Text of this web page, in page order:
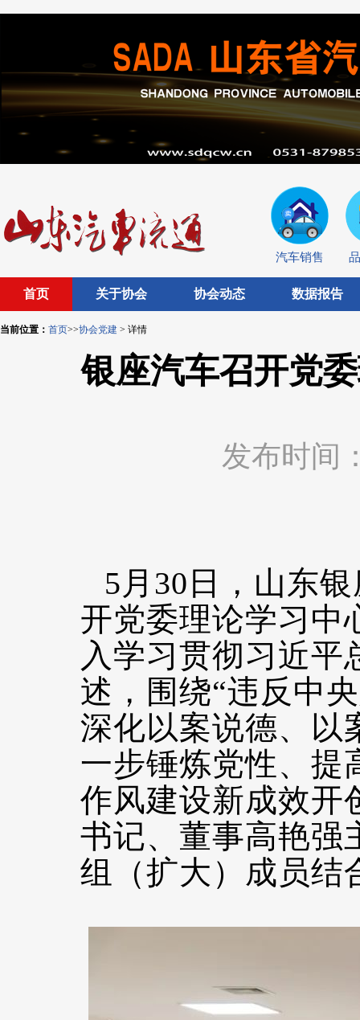
汽车销售
首页 关于协会 协会动态 数据报告
当前位置： 首页>>协会党建 > 详情
银座汽车召开党
发布时间
5月30日，山东
开党委理论学习中
入学习贯彻习近平
述，围绕“违反中
深化以案说德、以
一步锤炼党性、提
作风建设新成效开
书记、董事高艳强
组（扩大）成员结